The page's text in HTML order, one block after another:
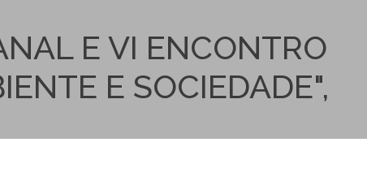
E VI ENCONTRO
E SOCIEDADE",